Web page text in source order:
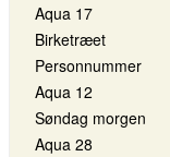
Aqua 17
Birketræet
Personnummer
Aqua 12
Søndag morgen
Aqua 28